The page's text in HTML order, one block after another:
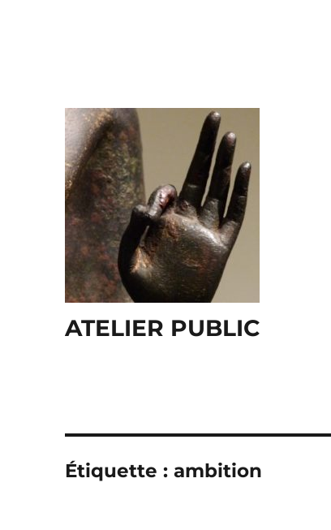
ATELIER PUBLIC
Étiquette :ambition